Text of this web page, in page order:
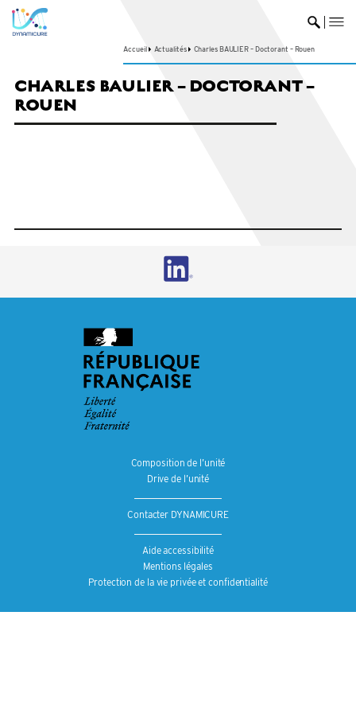
Accueil Actualités Charles BAULIER – Doctorant – Rouen
CHARLES BAULIER – DOCTORANT –
ROUEN
Composition de l’unité
Drive de l’unité
Contacter DYNAMICURE
Aide accessibilité
Mentions légales
Protection de la vie privée et confidentialité